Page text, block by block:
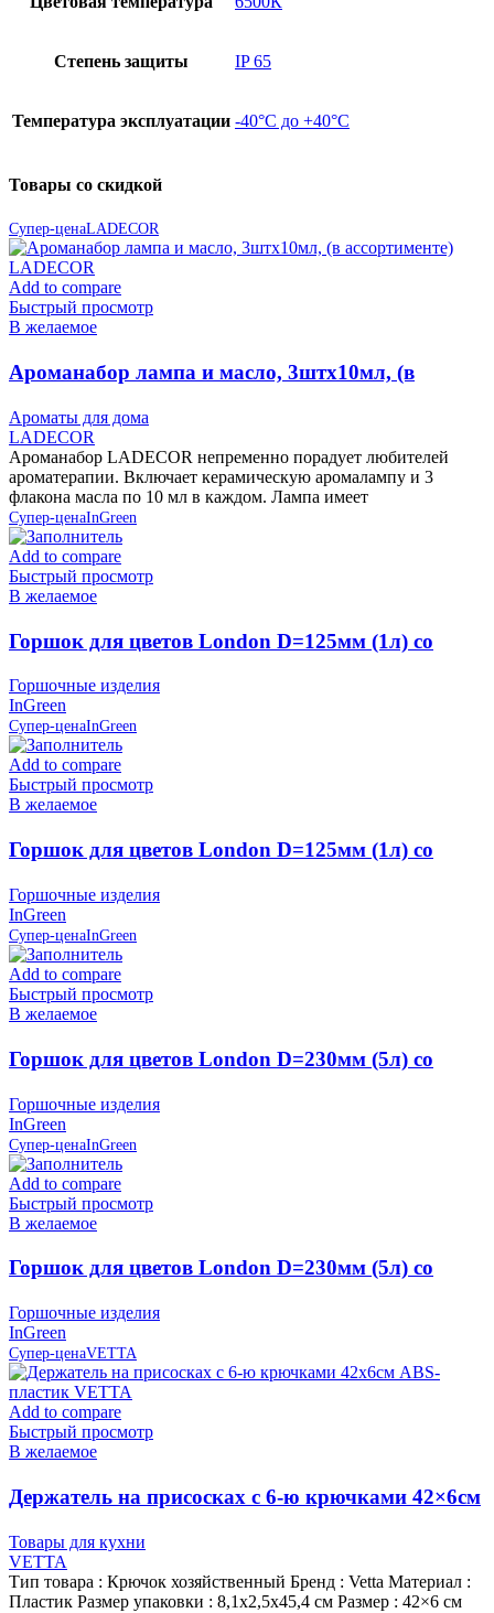
Степень защиты IP 65
Температура эксплуатации -40°C до +40°C
Товары со скидкой
Супер-ценаLADECOR
Add to compare
Быстрый просмотр
В желаемое
Ароманабор лампа и масло, 3штx10мл, (в
Ароматы для дома
LADECOR
Ароманабор LADECOR непременно порадует любителей
ароматерапии. Включает керамическую аромалампу и 3
флакона масла по 10 мл в каждом. Лампа имеет
Супер-ценаInGreen
Add to compare
Быстрый просмотр
В желаемое
Горшок для цветов London D=125мм (1л) со
Горшочные изделия
InGreen
Супер-ценаInGreen
Add to compare
Быстрый просмотр
В желаемое
Горшок для цветов London D=125мм (1л) со
Горшочные изделия
InGreen
Супер-ценаInGreen
Add to compare
Быстрый просмотр
В желаемое
Горшок для цветов London D=230мм (5л) со
Горшочные изделия
InGreen
Супер-ценаInGreen
Add to compare
Быстрый просмотр
В желаемое
Горшок для цветов London D=230мм (5л) со
Горшочные изделия
InGreen
Супер-ценаVETTA
Add to compare
Быстрый просмотр
В желаемое
Держатель на присосках с 6-ю крючками 42×6см
Товары для кухни
VETTA
Тип товара : Крючок хозяйственный Бренд : Vetta Материал :
Пластик Размер упаковки : 8,1х2,5х45,4 см Размер : 42×6 см